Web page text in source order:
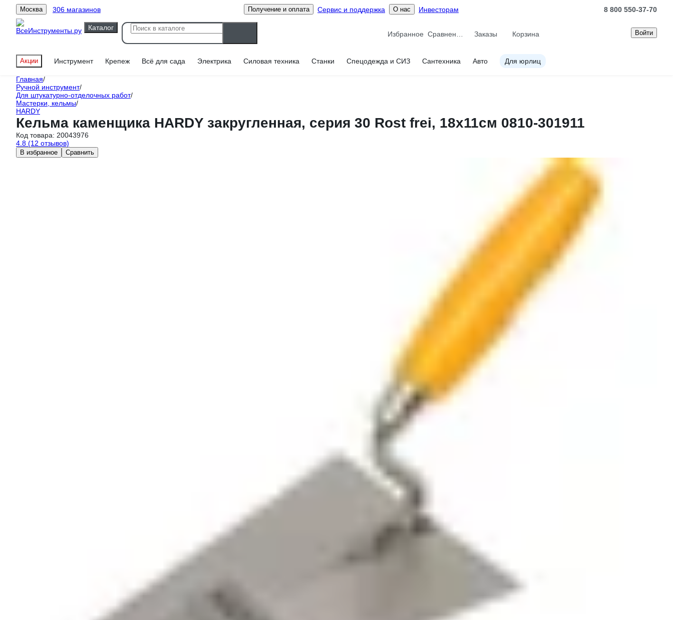
Москва 306 магазинов Получение и оплата Сервис и поддержка О нас Инвесторам 8 800 550-37-70
Каталог
Избранное
Заказы Корзина Войти
Акции Инструмент Крепеж Всё для сада Электрика Силовая техника Станки Спецодежда и СИЗ Сантехника Авто Для юрлиц
Главная/
Ручной инструмент/
Для штукатурно-отделочных работ/
Мастерки, кельмы/
HARDY
Кельма каменщика HARDY закругленная, серия 30 Rost frei, 18х11см 0810-301911
Код товара: 20043976
4.8 (12 отзывов)
В избранное Сравнить